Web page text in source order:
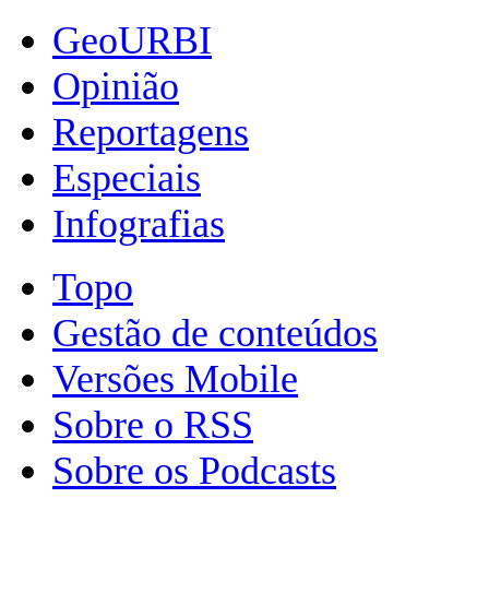
GeoURBI
Opinião
Reportagens
Especiais
Infografias
Topo
Gestão de conteúdos
Versões Mobile
Sobre o RSS
Sobre os Podcasts